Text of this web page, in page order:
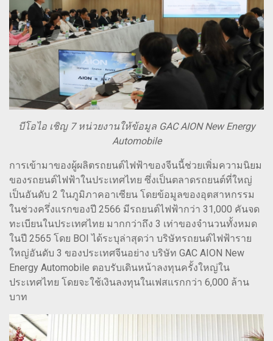
บีโอไอ เชิญ 7 หน่วยงานให้ข้อมูล GAC AION New Energy
Automobile
การเข้ามาของผู้ผลิตรถยนต์ไฟฟ้าของจีนนี้ช่วยเพิ่มความนิยม
ของรถยนต์ไฟฟ้าในประเทศไทย ซึ่งเป็นตลาดรถยนต์ที่ใหญ่
เป็นอันดับ 2 ในภูมิภาคอาเซียน โดยข้อมูลของอุตสาหกรรม
ในช่วงครึ่งแรกของปี 2566 มีรถยนต์ไฟฟ้ากว่า 31,000 คันจด
ทะเบียนในประเทศไทย มากกว่าถึง 3 เท่าของจำนวนทั้งหมด
ในปี 2565 โดย BOI ได้ระบุล่าสุดว่า บริษัทรถยนต์ไฟฟ้าราย
ใหญ่อันดับ 3 ของประเทศจีนอย่าง บริษัท GAC AION New
Energy Automobile ตอบรับเดินหน้าลงทุนครั้งใหญ่ใน
ประเทศไทย โดยจะใช้เงินลงทุนในเฟสแรกกว่า 6,000 ล้าน
บาท